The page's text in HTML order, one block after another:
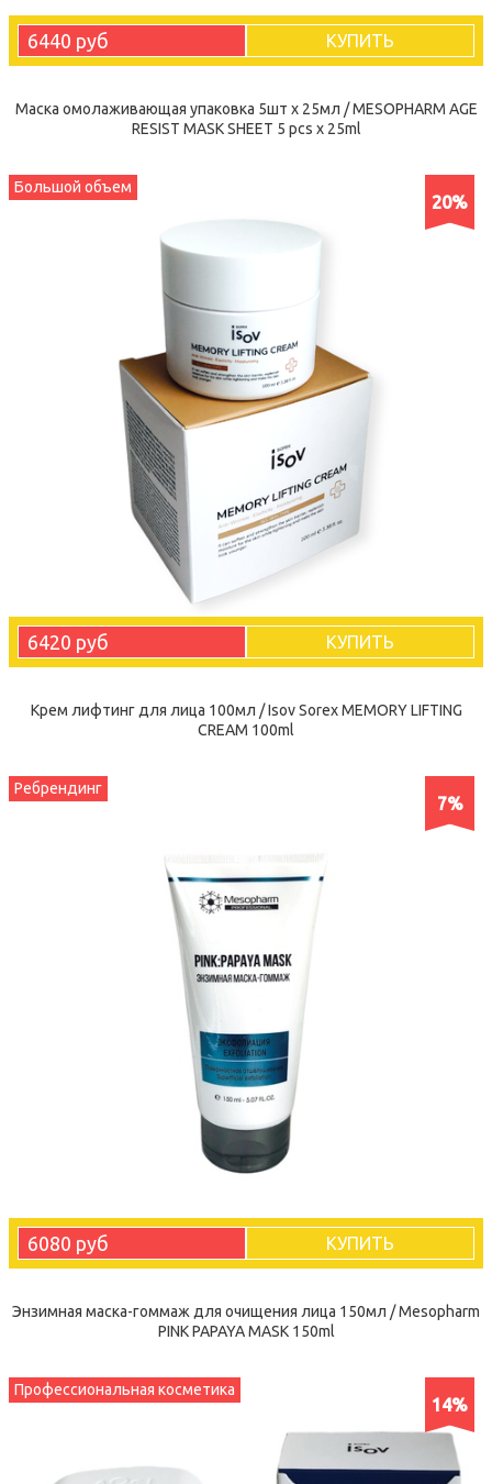
6440 руб КУПИТЬ
Маска омолаживающая упаковка 5шт х 25мл / MESOPHARM AGE
RESIST MASK SHEET 5 pcs x 25ml
20%
Большой объем
6420 руб КУПИТЬ
Крем лифтинг для лица 100мл / Isov Sorex MEMORY LIFTING
CREAM 100ml
7%
Ребрендинг
6080 руб КУПИТЬ
Энзимная маска-гоммаж для очищения лица 150мл / Mesopharm
PINK PAPAYA MASK 150ml
14%
Профессиональная косметика